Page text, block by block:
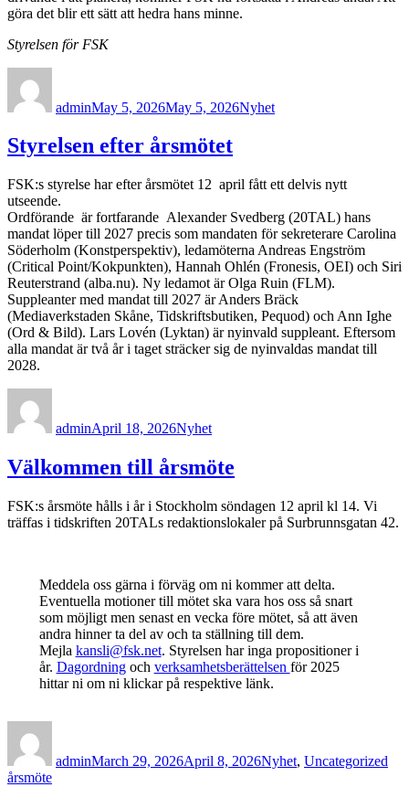
göra det blir ett sätt att hedra hans minne.
Styrelsen för FSK
adminMay 5, 2026May 5, 2026Nyhet
Styrelsen efter årsmötet
FSK:s styrelse har efter årsmötet 12 april fått ett delvis nytt
utseende.
Ordförande är fortfarande Alexander Svedberg (20TAL) hans
mandat löper till 2027 precis som mandaten för sekreterare Carolina
Söderholm (Konstperspektiv), ledamöterna Andreas Engström
(Critical Point/Kokpunkten), Hannah Ohlén (Fronesis, OEI) och Siri
Reuterstrand (alba.nu). Ny ledamot är Olga Ruin (FLM).
Suppleanter med mandat till 2027 är Anders Bräck
(Mediaverkstaden Skåne, Tidskriftsbutiken, Pequod) och Ann Ighe
(Ord & Bild). Lars Lovén (Lyktan) är nyinvald suppleant. Eftersom
alla mandat är två år i taget sträcker sig de nyinvaldas mandat till
2028.
adminApril 18, 2026Nyhet
Välkommen till årsmöte
FSK:s årsmöte hålls i år i Stockholm söndagen 12 april kl 14. Vi
träffas i tidskriften 20TALs redaktionslokaler på Surbrunnsgatan 42.
Meddela oss gärna i förväg om ni kommer att delta.
Eventuella motioner till mötet ska vara hos oss så snart
som möjligt men senast en vecka före mötet, så att även
andra hinner ta del av och ta ställning till dem.
Mejla kansli@fsk.net. Styrelsen har inga propositioner i
år. Dagordningoch verksamhetsberättelsen för 2025
hittar ni om ni klickar på respektive länk.
adminMarch 29, 2026April 8, 2026Nyhet, Uncategorized
årsmöte